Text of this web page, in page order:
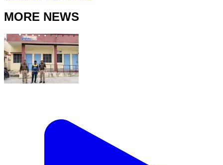
MORE NEWS